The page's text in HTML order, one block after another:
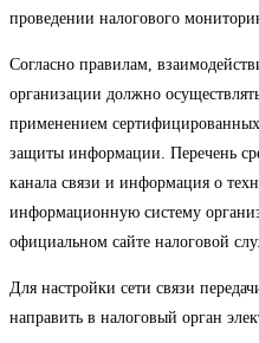
проведении налогового
Согласно правилам,
организации должно
применением сертифицированных
защиты информации. Перечень
канала связи и информация о
информационную систему
официальном сайте налоговой
Для настройки сети связи
направить в налоговый орган